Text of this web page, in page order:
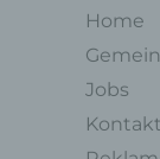
Home
Jobs
Kontakt